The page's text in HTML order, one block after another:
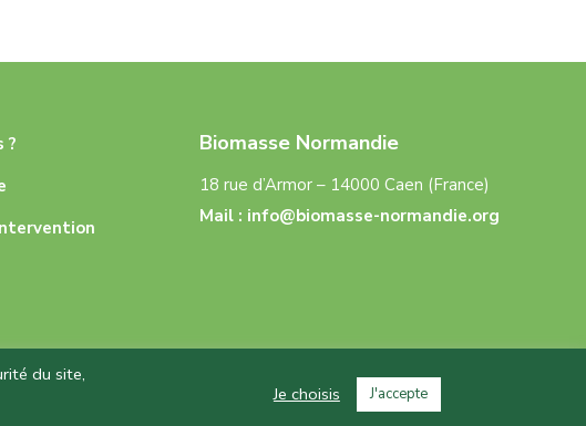
?
Biomasse Normandie
18 rue d’Armor – 14000 Caen (France)
Mail : info@biomasse-normandie.org
Politique de confidentialité
du site,
Je choisis J'accepte